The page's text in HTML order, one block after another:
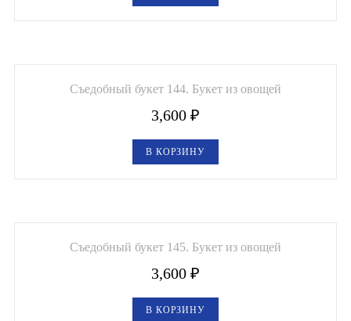
Съедобный букет 144. Букет из овощей
3,600 ₽
В КОРЗИНУ
Съедобный букет 145. Букет из овощей
3,600 ₽
В КОРЗИНУ